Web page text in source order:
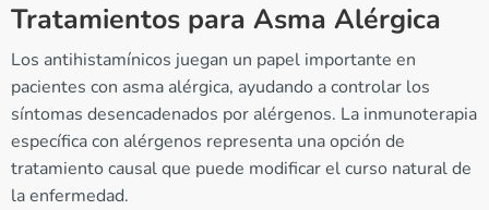
Tratamientos para Asma Alérgica
Los antihistamínicos juegan un papel importante en
pacientes con asma alérgica, ayudando a controlar los
síntomas desencadenados por alérgenos. La inmunoterapia
específica con alérgenos representa una opción de
tratamiento causal que puede modificar el curso natural de
la enfermedad.